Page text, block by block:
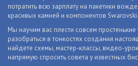
потратить всю зарплату на пакетики
красивых камней и компонентов Swarovski.
Мы научим вас плести совсем
разобраться в тонкостях создания
найдете схемы, мастер-классы, видео-
напрямую спросить совета у известных